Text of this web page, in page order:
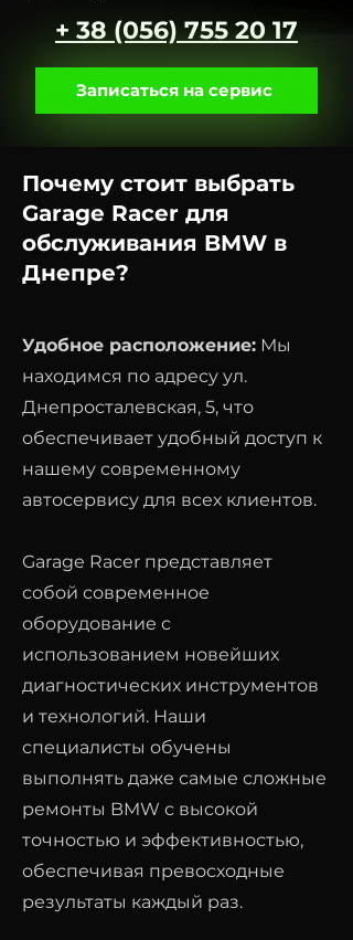
+ 38 (056) 755 20 17
Записаться на сервис
Почему стоит выбрать
Garage Racer для
обслуживания BMW в
Днепре?
Удобное расположение: Мы
находимся по адресу ул.
Днепросталевская, 5, что
обеспечивает удобный доступ к
нашему современному
автосервису для всех клиентов.
Garage Racer представляет
собой современное
оборудование с
использованием новейших
диагностических инструментов
и технологий. Наши
специалисты обучены
выполнять даже самые сложные
ремонты BMW с высокой
точностью и эффективностью,
обеспечивая превосходные
результаты каждый раз.